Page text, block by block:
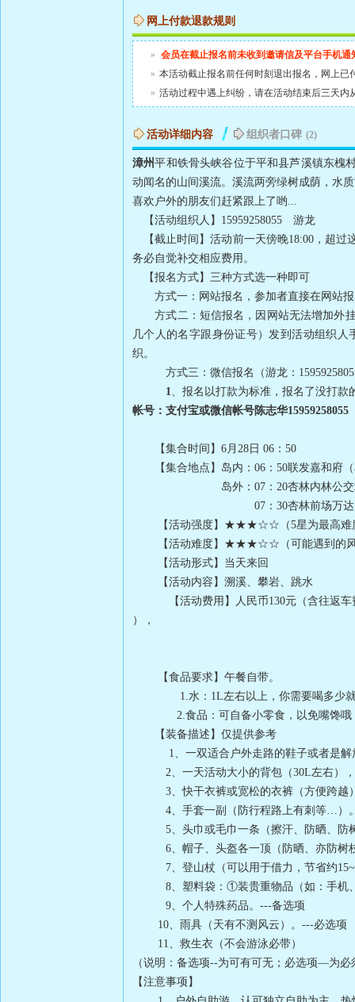
网上付款退款规则
» 会员在截止报名前未收到邀请信及平台手机
» 本活动截止报名前任何时刻退出报名，网上已
» 活动过程中遇上纠纷，请在活动结束后三天
活动详细内容 组织者口碑 (2)
漳州平和铁骨头峡谷位于平和县芦溪镇东槐
动闻名的山间溪流。溪流两旁绿树成荫，水
喜欢户外的朋友们赶紧跟上了哟...
【活动组织人】 15959258055 游龙
【截止时间】活动前一天傍晚18:00，超过
务必自觉补交相应费用。
【报名方式】三种方式选一种即可
方式一：网站报名，参加者直接在网站报
方式二：短信报名，因网站无法增加外挂
几个人的名字跟身份证号）发到活动组织
织。
方式三：微信报名（游龙：
1、报名以打款为标准，报名了没打
帐号：支付宝或微信帐号陈志华15959258055
【集合时间】 6月 28 日 06 ： 50
【集合地点】岛内： 06 ： 50联发嘉和府
岛外： 07 ： 20杏林内林公
07 ： 30杏林前场万
【活动强度】 ★★★☆☆ （5星为最高难
【活动难度】 ★★★☆☆ （可能遇到的
【活动形式】当天来回
【活动内容】溯溪、攀岩、跳水
【活动费用】人民币130元（含往返
），
【食品要求】午餐自带。
1.水： 1L左右以上，你需要喝多
2.食品：可自备小零食，以免嘴馋
【装备描述】仅提供参考
1、一双适合户外走路的鞋子或者是
2、一天活动大小的背包（30L左右）
3、快干衣裤或宽松的衣裤（方便跨
4、手套一副（防行程路上有刺等… ）
5、头巾或毛巾一条（擦汗、防晒、防
6、帽子、头盔各一顶（防晒、亦防
7、登山杖（可以用于借力，节省约
8、塑料袋：①装贵重物品（如：手
9、个人特殊药品。 ---备选项
10、雨具（天有不测风云）。 ---必选项
11、救生衣（不会游泳必带）
（说明：备选项--为可有可无；必选项—为必
【注意事项】